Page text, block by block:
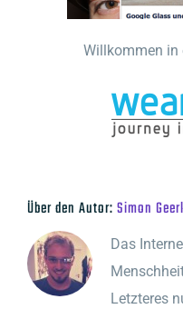
Willkommen in
Über den Autor:Simon
Das
Letzteres